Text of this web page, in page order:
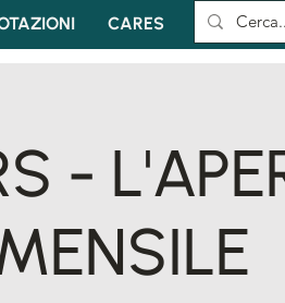
CARES
-